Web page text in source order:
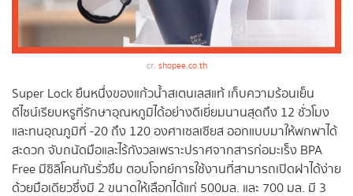
cr. shopee.co.th
Super Lock ยืนหนึ่งของแก้วน้ำสเตนเลสแท้ เก็บความร้อนเย็น
ดีไซน์เรียบหรูที่รักษาอุณหภูมิได้อย่างดีเยี่ยมนานสุดถึง 12 ชั่วโมง
และทนอุณภูมิที่ -20 ถึง 120 องศาเซลเซียส ออกแบบมาให้พกพาได้
สะดวก จับถนัดมือและไร้กังวลเพราะปราศจากสารก่อมะเร็ง BPA
Free มีซิลิโคนกันรั่วซึม ตอบโจทย์การใช้งานที่สามารถเปิดฝาได้ง่าย
ด้วยมือเดียวซึ่งมี 2 ขนาดให้เลือกได้แก่ 500มล. และ 700 มล. มี 3